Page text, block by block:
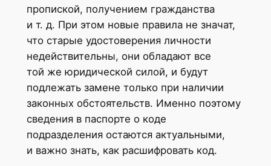
пропиской, получением гражданства
и т. д. При этом новые правила не значат,
что старые удостоверения личности
недействительны, они обладают все
той же юридической силой, и будут
подлежать замене только при наличии
законных обстоятельств. Именно поэтому
сведения в паспорте о коде
подразделения остаются актуальными,
и важно знать, как расшифровать код.